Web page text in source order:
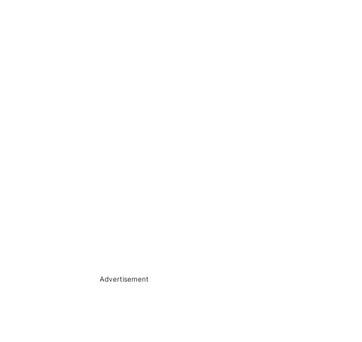
Advertisement